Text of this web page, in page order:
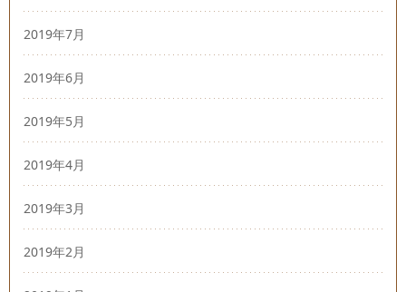
2019年7月
2019年6月
2019年5月
2019年4月
2019年3月
2019年2月